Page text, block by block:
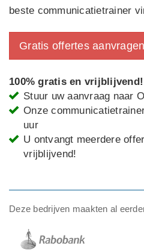
beste communicatietrainer
Gratis offertes
100% gratis en vrijblijvend!
Stuur uw aanvraag naar
Onze
uur
U ontvangt meerdere
vrijblijvend!
Deze bedrijven maakten al